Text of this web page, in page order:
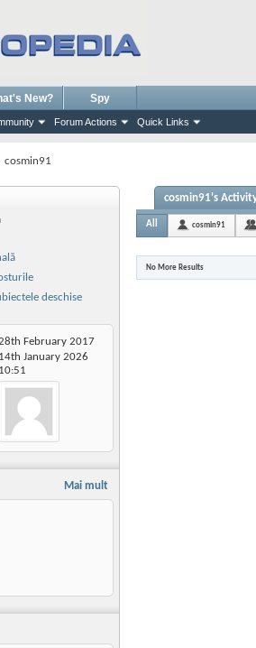
Forum Actions Quick Links
New? Spy
cosmin91
deschise
February 2017
14th January 2026
10:51
Mai mult
cosmin91's
All cosmin91
No More Results